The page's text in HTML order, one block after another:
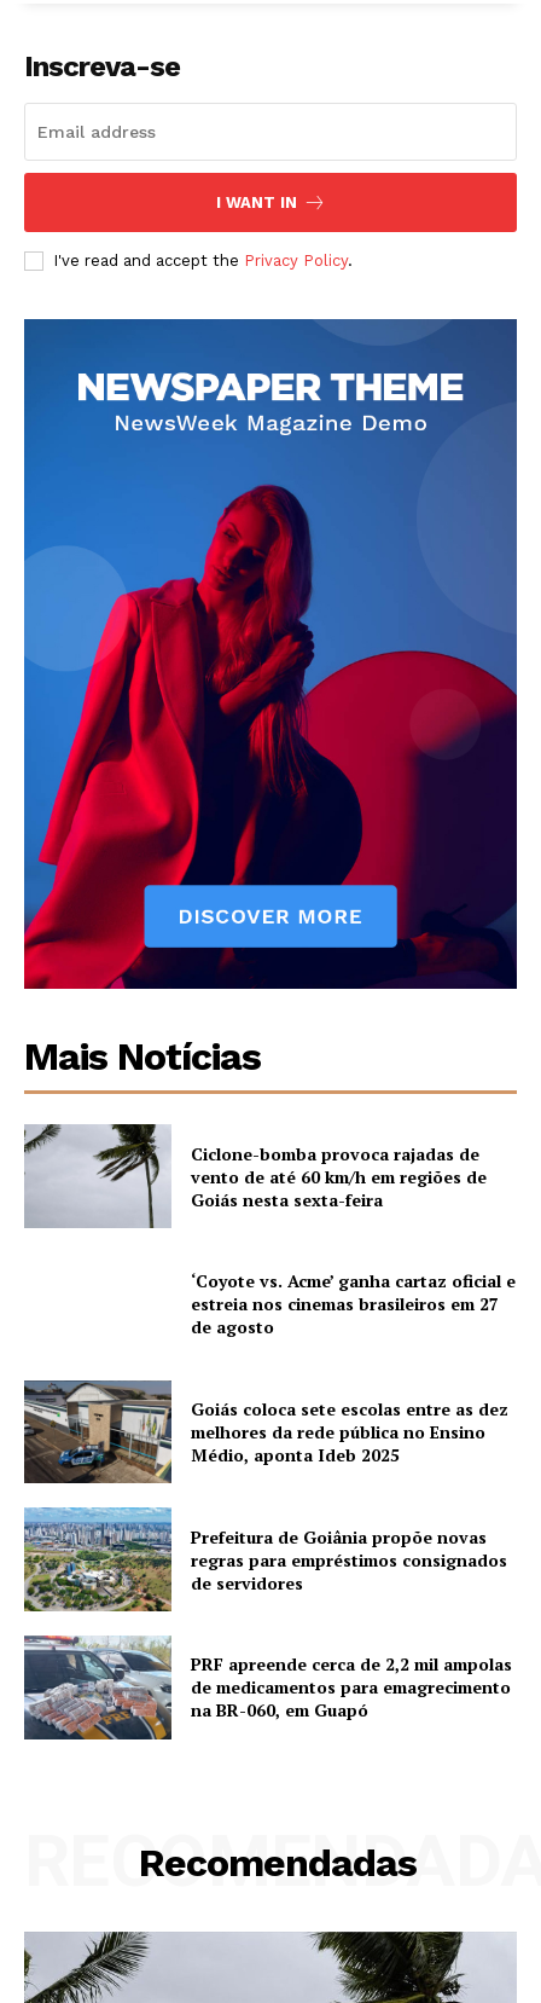
Inscreva-se
I WANT IN
I've read and accept the Privacy Policy.
Mais Notícias
Ciclone-bomba provoca rajadas de
vento de até 60 km/h em regiões de
Goiás nesta sexta-feira
‘Coyote vs. Acme’ ganha cartaz oficial e
estreia nos cinemas brasileiros em 27
de agosto
Goiás coloca sete escolas entre as dez
melhores da rede pública no Ensino
Médio, aponta Ideb 2025
Prefeitura de Goiânia propõe novas
regras para empréstimos consignados
de servidores
PRF apreende cerca de 2,2 mil ampolas
de medicamentos para emagrecimento
na BR-060, em Guapó
Recomendadas